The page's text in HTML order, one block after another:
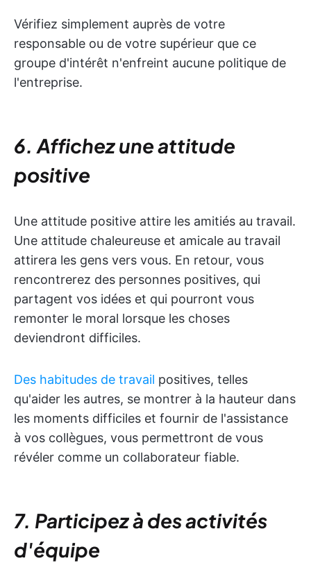
Vérifiez simplement auprès de votre
responsable ou de votre supérieur que ce
groupe d'intérêt n'enfreint aucune politique de
l'entreprise.
6. Affichez une attitude
positive
Une attitude positive attire les amitiés au travail.
Une attitude chaleureuse et amicale au travail
attirera les gens vers vous. En retour, vous
rencontrerez des personnes positives, qui
partagent vos idées et qui pourront vous
remonter le moral lorsque les choses
deviendront difficiles.
Des habitudes de travail positives, telles
qu'aider les autres, se montrer à la hauteur dans
les moments difficiles et fournir de l'assistance
à vos collègues, vous permettront de vous
révéler comme un collaborateur fiable.
7. Participez à des activités
d'équipe